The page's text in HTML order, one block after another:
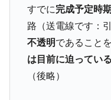
他人事のような発言。
『Money1』
韓国半導
業績「史上最高益」当
『Money1』
韓国･加
機 ⇒ 10.7兆では損が出
すでに完成予定時
路（送電線です：
不透明であること
は目前に迫っている
（後略）